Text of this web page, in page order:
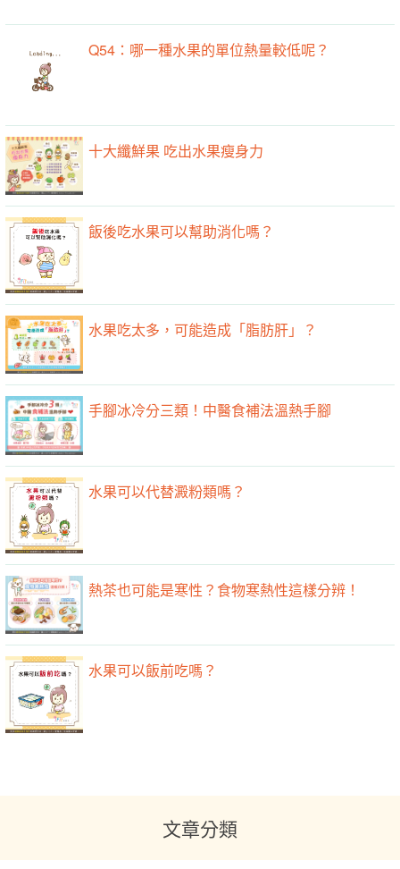
Q54：哪一種水果的單位熱量較低呢？
十大纖鮮果 吃出水果瘦身力
飯後吃水果可以幫助消化嗎？
水果吃太多，可能造成「脂肪肝」？
手腳冰冷分三類！中醫食補法溫熱手腳
水果可以代替澱粉類嗎？
熱茶也可能是寒性？食物寒熱性這樣分辨！
水果可以飯前吃嗎？
文章分類